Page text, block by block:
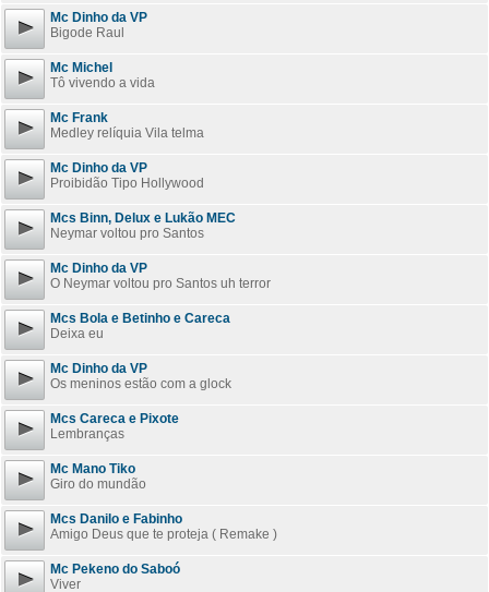
Mc Dinho da VP
Bigode Raul
Mc Michel
Tô vivendo a vida
Mc Frank
Medley relíquia Vila telma
Mc Dinho da VP
Proibidão Tipo Hollywood
Mcs Binn, Delux e Lukão MEC
Neymar voltou pro Santos
Mc Dinho da VP
O Neymar voltou pro Santos uh terror
Mcs Bola e Betinho e Careca
Deixa eu
Mc Dinho da VP
Os meninos estão com a glock
Mcs Careca e Pixote
Lembranças
Mc Mano Tiko
Giro do mundão
Mcs Danilo e Fabinho
Amigo Deus que te proteja ( Remake )
Mc Pekeno do Saboó
Viver